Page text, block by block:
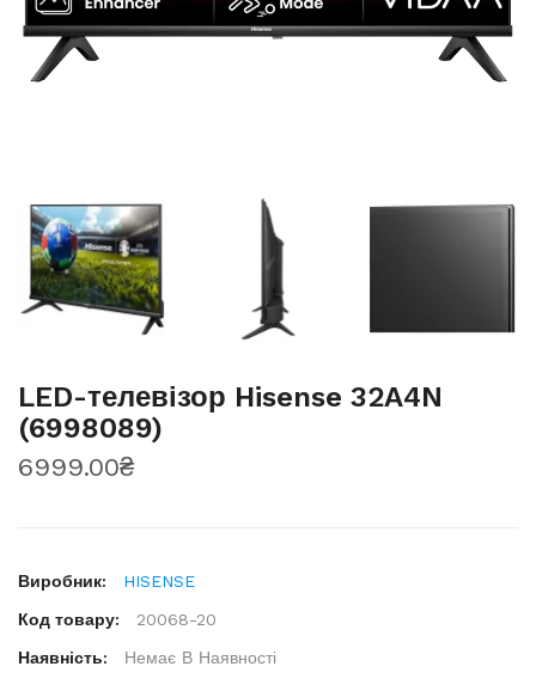
LED-телевізор Hisense 32A4N
(6998089)
6999.00₴
Виробник:
HISENSE
Код товару:
20068-20
Наявність:
Немає В Наявності